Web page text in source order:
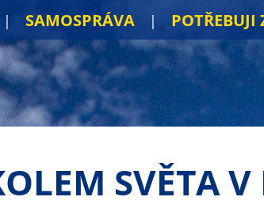
SAMOSPRÁVA POTŘEBUJI
SVĚTA